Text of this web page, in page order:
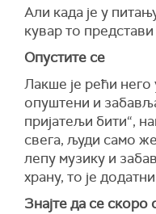
Али када је у
кувар то
Опустите се
Лакше је рећи него
опуштени и
пријатељи бити“,
свега, људи само
лепу музику и
храну, то је
Знајте да се